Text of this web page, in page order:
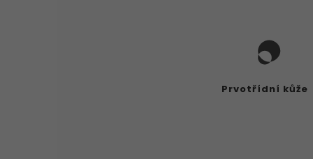
Prvotřídní kůže